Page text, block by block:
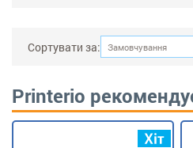
Сортувати за: Замовчування
Printerio